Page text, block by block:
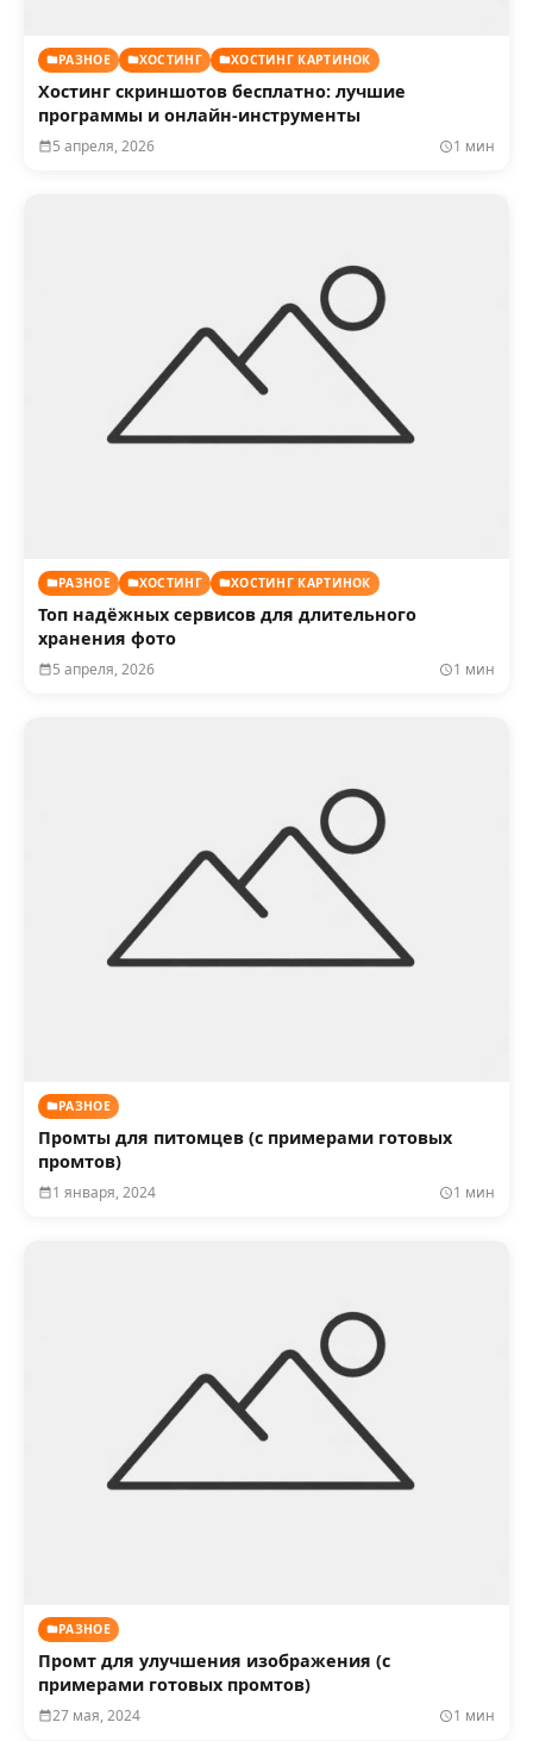
РАЗНОЕ ХОСТИНГ ХОСТИНГ КАРТИНОК
Хостинг скриншотов бесплатно: лучшие
программы и онлайн-инструменты
5 апреля, 2026 1 мин
РАЗНОЕ ХОСТИНГ ХОСТИНГ КАРТИНОК
Топ надёжных сервисов для длительного
хранения фото
5 апреля, 2026 1 мин
РАЗНОЕ
Промты для питомцев (с примерами готовых
промтов)
1 января, 2024 1 мин
РАЗНОЕ
Промт для улучшения изображения (с
примерами готовых промтов)
27 мая, 2024 1 мин